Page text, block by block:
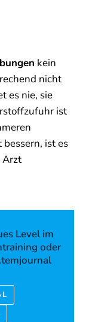
kein
nicht
es nie, sie
ist
ist es
Arzt
Level im
oder